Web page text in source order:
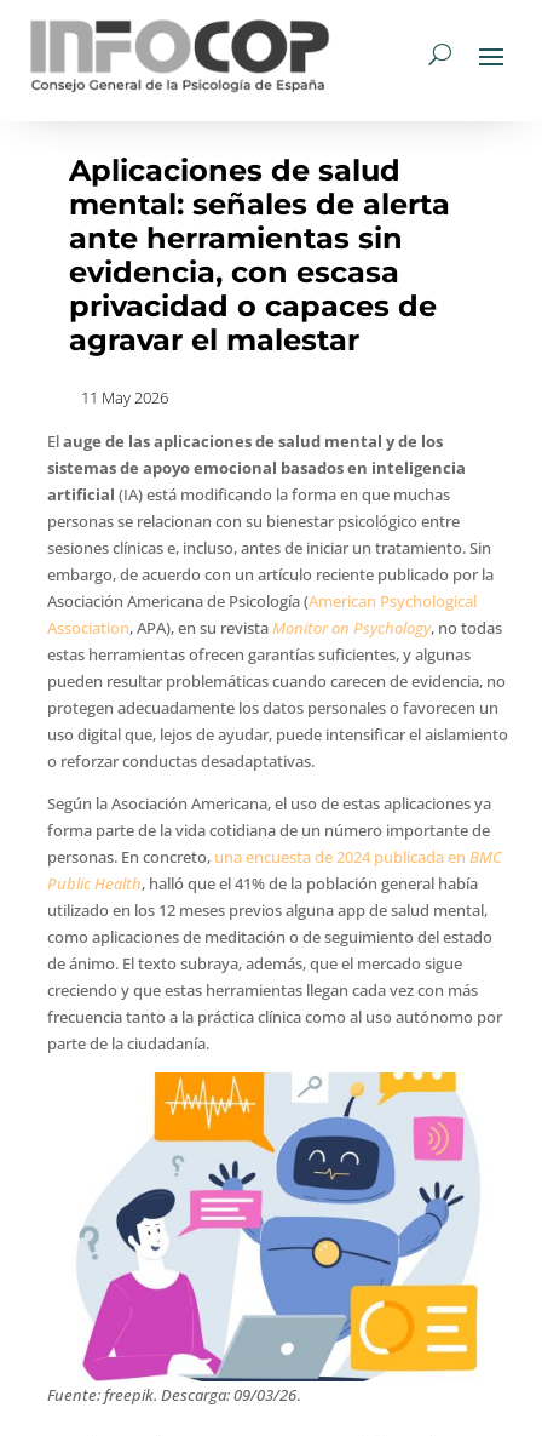
Aplicaciones de salud
mental: señales de alerta
ante herramientas sin
evidencia, con escasa
privacidad o capaces de
agravar el malestar
11 May 2026
Elauge de las aplicaciones de salud mental y de los
sistemas de apoyo emocional basados en inteligencia
artificial (IA) está modificando la forma en que muchas
personas se relacionan con su bienestar psicológico entre
sesiones clínicas e, incluso, antes de iniciar un tratamiento. Sin
embargo, de acuerdo con un artículo reciente publicado por la
Asociación Americana de Psicología (American Psychological
Association, APA), en su revistaMonitor on Psychology, no todas
estas herramientas ofrecen garantías suficientes, y algunas
pueden resultar problemáticas cuando carecen de evidencia, no
protegen adecuadamente los datos personales o favorecen un
uso digital que, lejos de ayudar, puede intensificar el aislamiento
o reforzar conductas desadaptativas.
Según la Asociación Americana, el uso de estas aplicaciones ya
forma parte de la vida cotidiana de un número importante de
personas. En concreto, una encuesta de 2024 publicada en BMC
Public Health, halló que el 41% de la población general había
utilizado en los 12 meses previos alguna app de salud mental,
como aplicaciones de meditación o de seguimiento del estado
de ánimo. El texto subraya, además, que el mercado sigue
creciendo y que estas herramientas llegan cada vez con más
frecuencia tanto a la práctica clínica como al uso autónomo por
parte de la ciudadanía.
Fuente: freepik. Descarga: 09/03/26.